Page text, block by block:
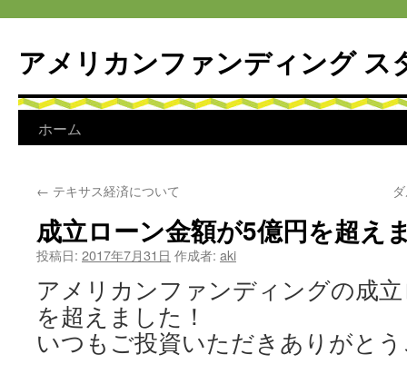
アメリカンファンディング ス
テ
ツ
ス
ホーム
← テキサス経済について
成立ローン金額が5億円を超え
投稿日: 2017年7月31日 作成者: aki
アメリカンファンディングの成
を超えました ！
いつもご投資いただきありがと